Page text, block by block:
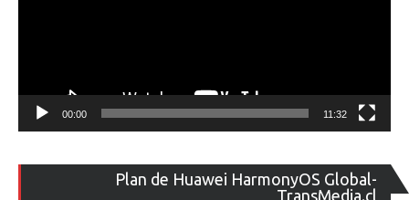
00:00 11:32
Plan de Huawei HarmonyOS Global-
TransMedia.cl
de